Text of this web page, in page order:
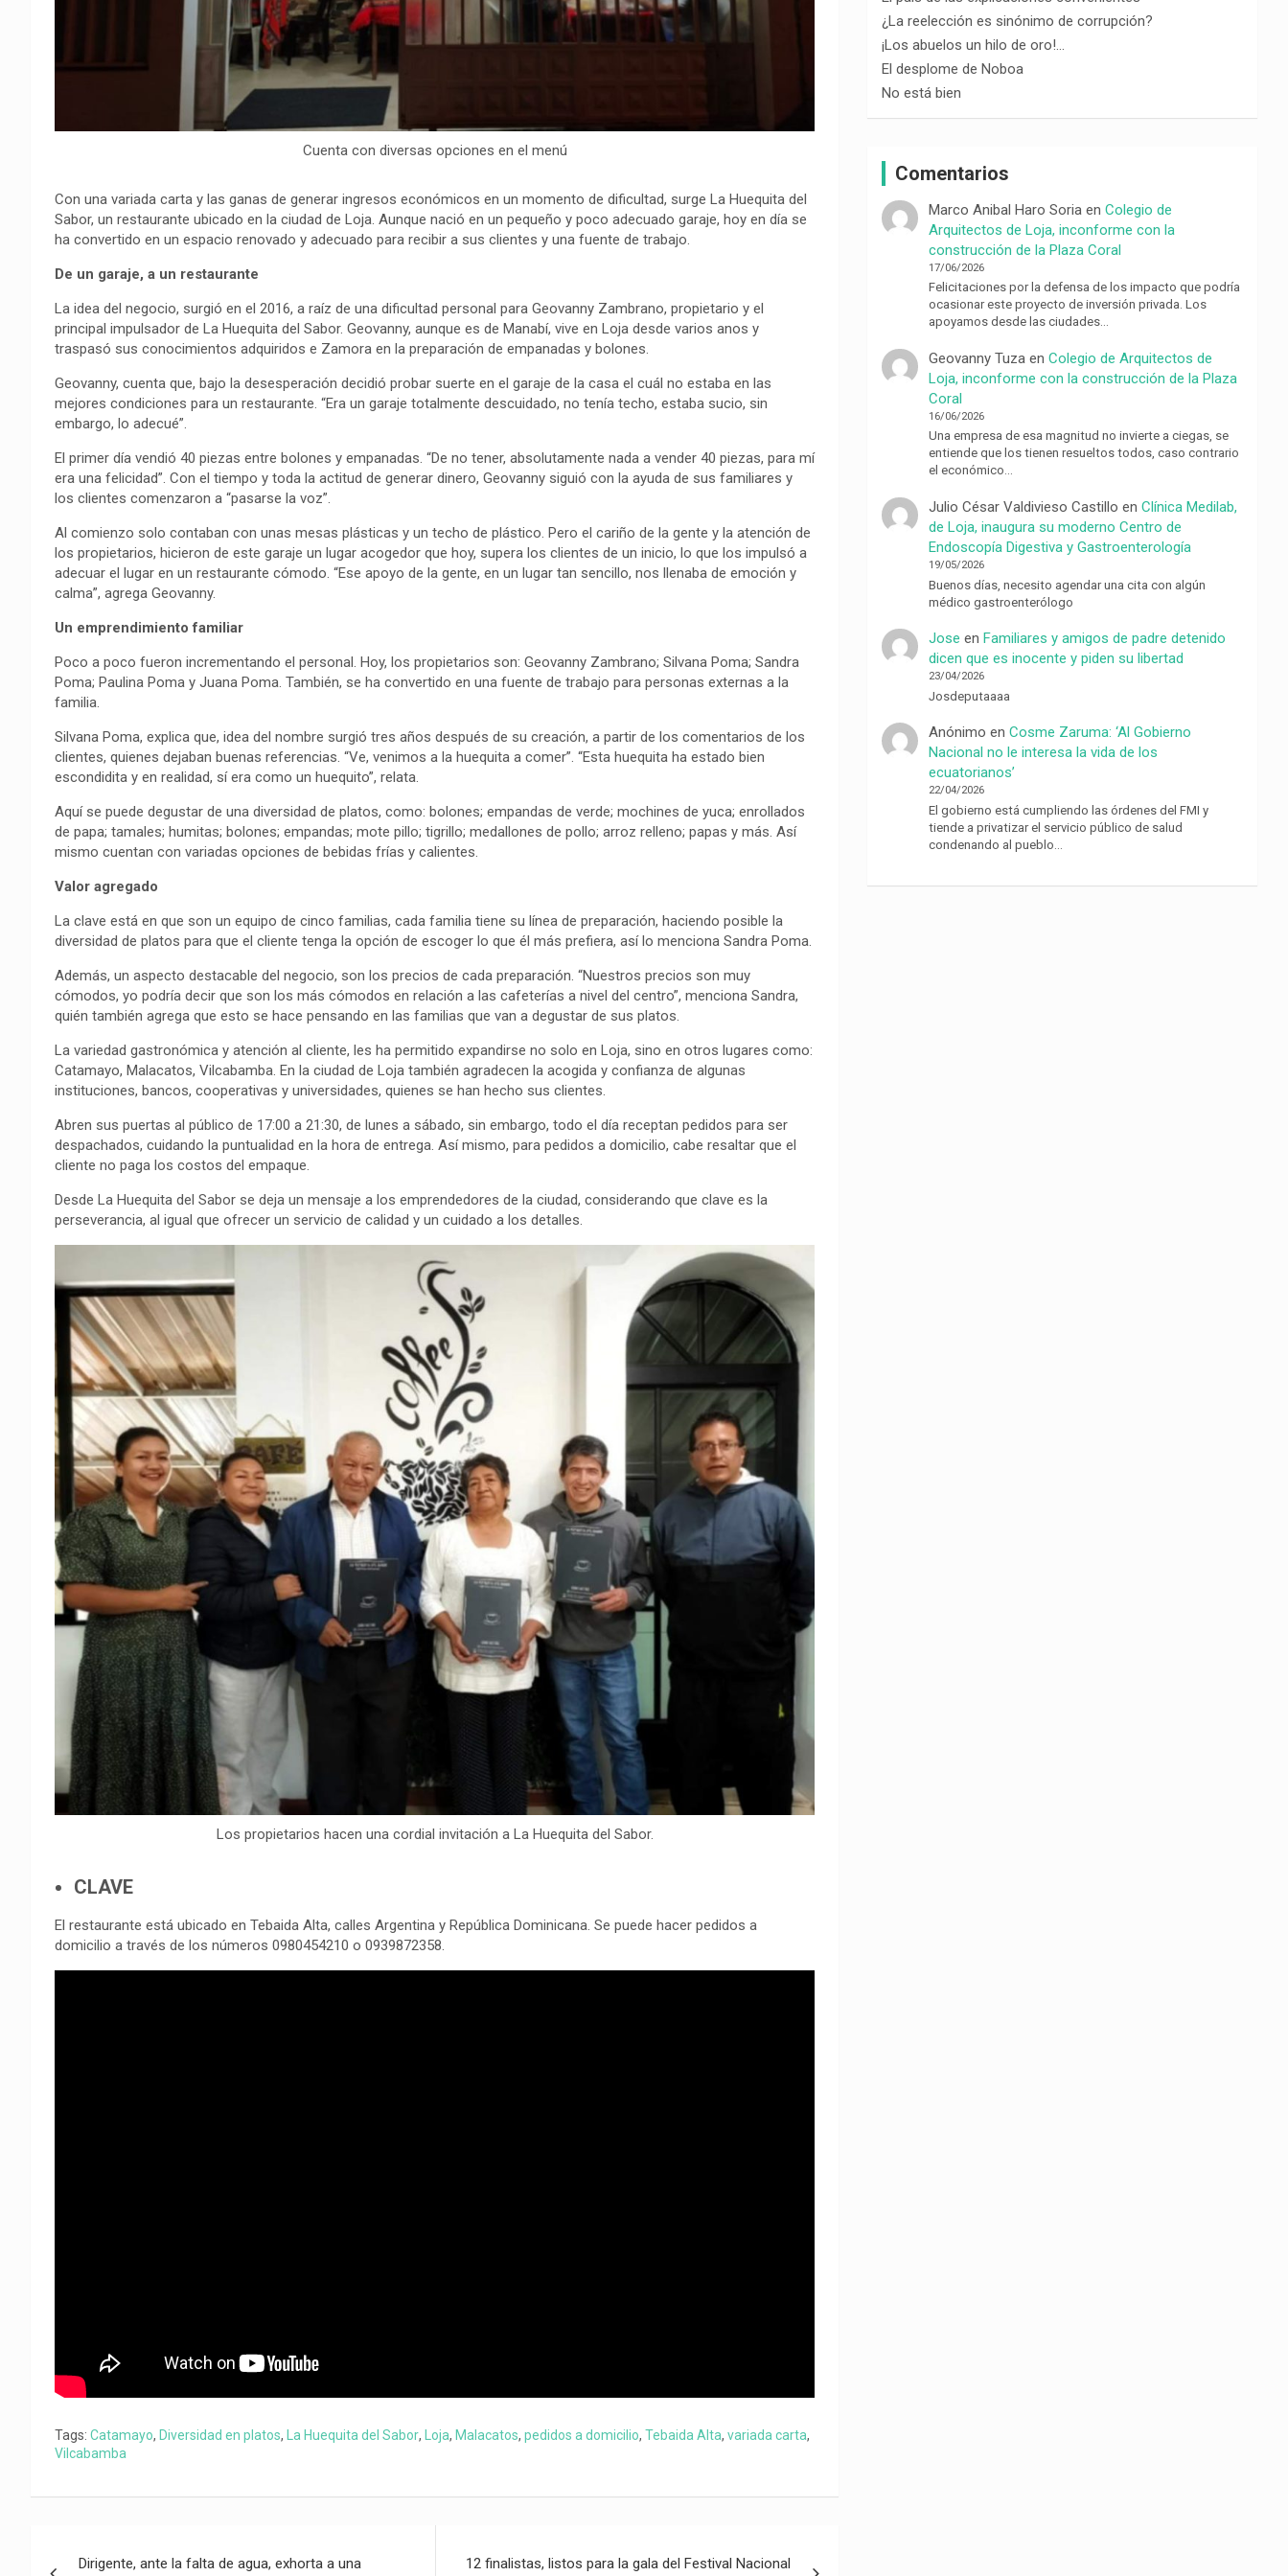
Cuenta con diversas opciones en el menú
Con una variada carta y las ganas de generar ingresos económicos en un momento de dificultad, surge La Huequita del
Sabor, un restaurante ubicado en la ciudad de Loja. Aunque nació en un pequeño y poco adecuado garaje, hoy en día se
ha convertido en un espacio renovado y adecuado para recibir a sus clientes y una fuente de trabajo.
De un garaje, a un restaurante
La idea del negocio, surgió en el 2016, a raíz de una dificultad personal para Geovanny Zambrano, propietario y el
principal impulsador de La Huequita del Sabor. Geovanny, aunque es de Manabí, vive en Loja desde varios anos y
traspasó sus conocimientos adquiridos e Zamora en la preparación de empanadas y bolones.
Geovanny, cuenta que, bajo la desesperación decidió probar suerte en el garaje de la casa el cuál no estaba en las
mejores condiciones para un restaurante. “Era un garaje totalmente descuidado, no tenía techo, estaba sucio, sin
embargo, lo adecué”.
El primer día vendió 40 piezas entre bolones y empanadas. “De no tener, absolutamente nada a vender 40 piezas, para mí
era una felicidad”. Con el tiempo y toda la actitud de generar dinero, Geovanny siguió con la ayuda de sus familiares y
los clientes comenzaron a “pasarse la voz”.
Al comienzo solo contaban con unas mesas plásticas y un techo de plástico. Pero el cariño de la gente y la atención de
los propietarios, hicieron de este garaje un lugar acogedor que hoy, supera los clientes de un inicio, lo que los impulsó a
adecuar el lugar en un restaurante cómodo. “Ese apoyo de la gente, en un lugar tan sencillo, nos llenaba de emoción y
calma”, agrega Geovanny.
Un emprendimiento familiar
Poco a poco fueron incrementando el personal. Hoy, los propietarios son: Geovanny Zambrano; Silvana Poma; Sandra
Poma; Paulina Poma y Juana Poma. También, se ha convertido en una fuente de trabajo para personas externas a la
familia.
Silvana Poma, explica que, idea del nombre surgió tres años después de su creación, a partir de los comentarios de los
clientes, quienes dejaban buenas referencias. “Ve, venimos a la huequita a comer”. “Esta huequita ha estado bien
escondidita y en realidad, sí era como un huequito”, relata.
Aquí se puede degustar de una diversidad de platos, como: bolones; empandas de verde; mochines de yuca; enrollados
de papa; tamales; humitas; bolones; empandas; mote pillo; tigrillo; medallones de pollo; arroz relleno; papas y más. Así
mismo cuentan con variadas opciones de bebidas frías y calientes.
Valor agregado
La clave está en que son un equipo de cinco familias, cada familia tiene su línea de preparación, haciendo posible la
diversidad de platos para que el cliente tenga la opción de escoger lo que él más prefiera, así lo menciona Sandra Poma.
Además, un aspecto destacable del negocio, son los precios de cada preparación. “Nuestros precios son muy
cómodos, yo podría decir que son los más cómodos en relación a las cafeterías a nivel del centro”, menciona Sandra,
quién también agrega que esto se hace pensando en las familias que van a degustar de sus platos.
La variedad gastronómica y atención al cliente, les ha permitido expandirse no solo en Loja, sino en otros lugares como:
Catamayo, Malacatos, Vilcabamba. En la ciudad de Loja también agradecen la acogida y confianza de algunas
instituciones, bancos, cooperativas y universidades, quienes se han hecho sus clientes.
Abren sus puertas al público de 17:00 a 21:30, de lunes a sábado, sin embargo, todo el día receptan pedidos para ser
despachados, cuidando la puntualidad en la hora de entrega. Así mismo, para pedidos a domicilio, cabe resaltar que el
cliente no paga los costos del empaque.
Desde La Huequita del Sabor se deja un mensaje a los emprendedores de la ciudad, considerando que clave es la
perseverancia, al igual que ofrecer un servicio de calidad y un cuidado a los detalles.
Los propietarios hacen una cordial invitación a La Huequita del Sabor.
CLAVE
El restaurante está ubicado en Tebaida Alta, calles Argentina y República Dominicana. Se puede hacer pedidos a
domicilio a través de los números 0980454210 o 0939872358.
Tags: Catamayo, Diversidad en platos, La Huequita del Sabor, Loja, Malacatos, pedidos a domicilio, Tebaida Alta, variada carta,
Vilcabamba
Dirigente, ante la falta de agua, exhorta a una
12 finalistas, listos para la gala del Festival Nacional
¿La reelección es sinónimo de corrupción?
¡Los abuelos un hilo de oro!…
El desplome de Noboa
No está bien
Comentarios
Marco Anibal Haro Soria enColegio de
Arquitectos de Loja, inconforme con la
construcción de la Plaza Coral
17/06/2026
Felicitaciones por la defensa de los impacto que podría
ocasionar este proyecto de inversión privada. Los
apoyamos desde las ciudades…
Geovanny Tuza enColegio de Arquitectos de
Loja, inconforme con la construcción de la Plaza
Coral
16/06/2026
Una empresa de esa magnitud no invierte a ciegas, se
entiende que los tienen resueltos todos, caso contrario
el económico…
Julio César Valdivieso Castillo enClínica Medilab,
de Loja, inaugura su moderno Centro de
Endoscopía Digestiva y Gastroenterología
19/05/2026
Buenos días, necesito agendar una cita con algún
médico gastroenterólogo
Jose enFamiliares y amigos de padre detenido
dicen que es inocente y piden su libertad
23/04/2026
Josdeputaaaa
Anónimo enCosme Zaruma: ‘Al Gobierno
Nacional no le interesa la vida de los
ecuatorianos’
22/04/2026
El gobierno está cumpliendo las órdenes del FMI y
tiende a privatizar el servicio público de salud
condenando al pueblo…